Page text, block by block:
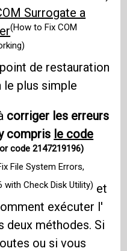
Surrogate a
(How to Fix COM
de restauration
le plus simple
corriger les erreurs
compris le code
code 2147219196)
File System Errors,
with Check Disk Utility) et
exécuter l'
deux méthodes. Si
ou si vous